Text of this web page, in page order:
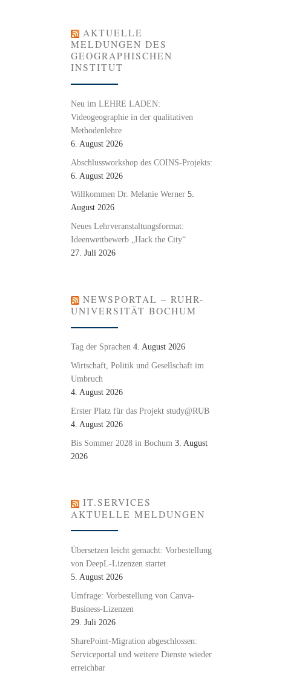
AKTUELLE
MELDUNGEN DES
GEOGRAPHISCHEN
INSTITUT
Neu im LEHRE LADEN:
Videogeographie in der qualitativen
Methodenlehre
6. August 2026
Abschlussworkshop des COINS-Projekts:
6. August 2026
Willkommen Dr. Melanie Werner 5.
August 2026
Neues Lehrveranstaltungsformat:
Ideenwettbewerb „Hack the City“
27. Juli 2026
NEWSPORTAL – RUHR-
UNIVERSITÄT BOCHUM
Tag der Sprachen 4. August 2026
Wirtschaft, Politik und Gesellschaft im
Umbruch
4. August 2026
Erster Platz für das Projekt study@RUB
4. August 2026
Bis Sommer 2028 in Bochum 3. August
2026
IT.SERVICES
AKTUELLE MELDUNGEN
Übersetzen leicht gemacht: Vorbestellung
von DeepL-Lizenzen startet
5. August 2026
Umfrage: Vorbestellung von Canva-
Business-Lizenzen
29. Juli 2026
SharePoint-Migration abgeschlossen:
Serviceportal und weitere Dienste wieder
erreichbar